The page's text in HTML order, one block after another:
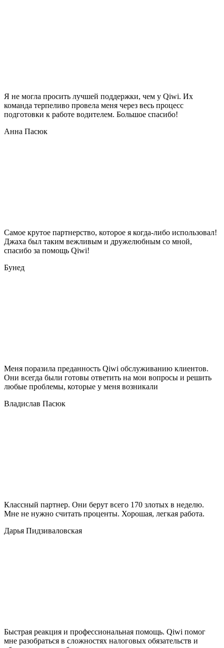
Я не могла просить лучшей поддержки, чем у Qiwi. Их
команда терпеливо провела меня через весь процесс
подготовки к работе водителем. Большое спасибо!
Анна Пасюк
Самое крутое партнерство, которое я когда-либо использовал!
Джаха был таким вежливым и дружелюбным со мной,
спасибо за помощь Qiwi!
Бунед
Меня поразила преданность Qiwi обслуживанию клиентов.
Они всегда были готовы ответить на мои вопросы и решить
любые проблемы, которые у меня возникали
Владислав Пасюк
Классный партнер. Они берут всего 170 злотых в неделю.
Мне не нужно считать проценты. Хорошая, легкая работа.
Дарья Пидзиваловская
Быстрая реакция и профессиональная помощь. Qiwi помог
мне разобраться в сложностях налоговых обязательств и